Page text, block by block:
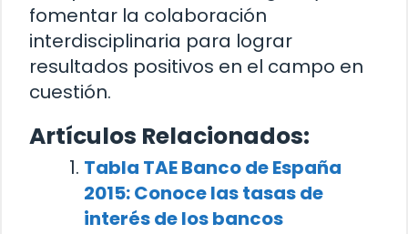
fomentar la colaboración
interdisciplinaria para lograr
resultados positivos en el campo en
cuestión.
Artículos Relacionados:
Tabla TAE Banco de España
2015: Conoce las tasas de
interés de los bancos